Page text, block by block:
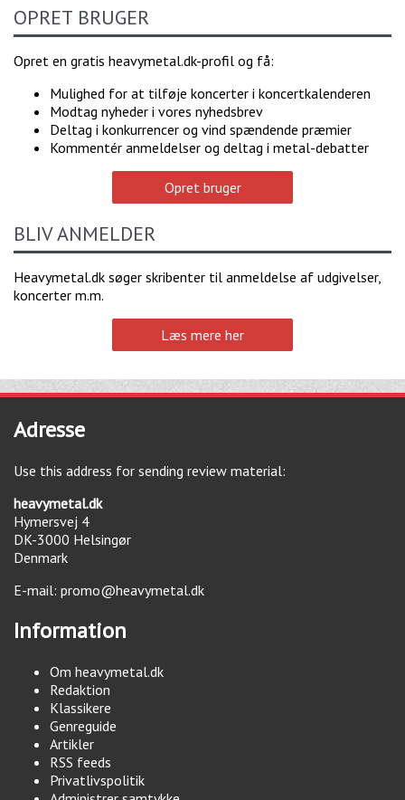
OPRET BRUGER
Opret en gratis heavymetal.dk-profil og få:
Mulighed for at tilføje koncerter i koncertkalenderen
Modtag nyheder i vores nyhedsbrev
Deltag i konkurrencer og vind spændende præmier
Kommentér anmeldelser og deltag i metal-debatter
Opret bruger
BLIV ANMELDER
Heavymetal.dk søger skribenter til anmeldelse af udgivelser,
koncerter m.m.
Læs mere her
Adresse
Use this address for sending review material:
heavymetal.dk
Hymersvej 4
DK-3000 Helsingør
Denmark
E-mail: promo@heavymetal.dk
Information
Om heavymetal.dk
Redaktion
Klassikere
Genreguide
Artikler
RSS feeds
Privatlivspolitik